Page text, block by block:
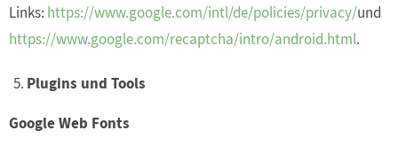
Links: https://www.google.com/intl/de/policies/privacy/und
https://www.google.com/recaptcha/intro/android.html.
Plugins und Tools
Google Web Fonts